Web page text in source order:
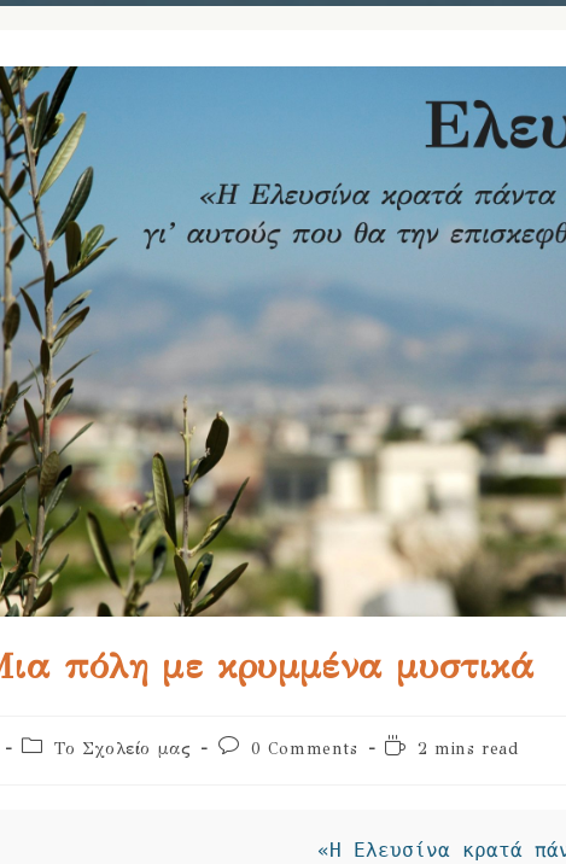
πόλη με κρυμμένα μυστικά
PostΤο Σχολείο μας
Post0 Comments
Reading2 mins read
«Η Ελευσίνα κρατά